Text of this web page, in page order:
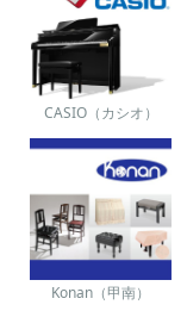
CASIO（カシオ）
Konan（甲南）